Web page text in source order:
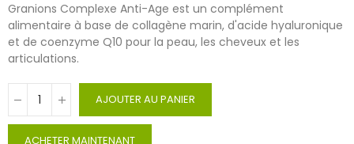
Granions Complexe Anti-Age est un complément
alimentaire à base de collagène marin, d'acide hyaluronique
et de coenzyme Q10 pour la peau, les cheveux et les
articulations.
AJOUTER AU PANIER
ACHETER MAINTENANT